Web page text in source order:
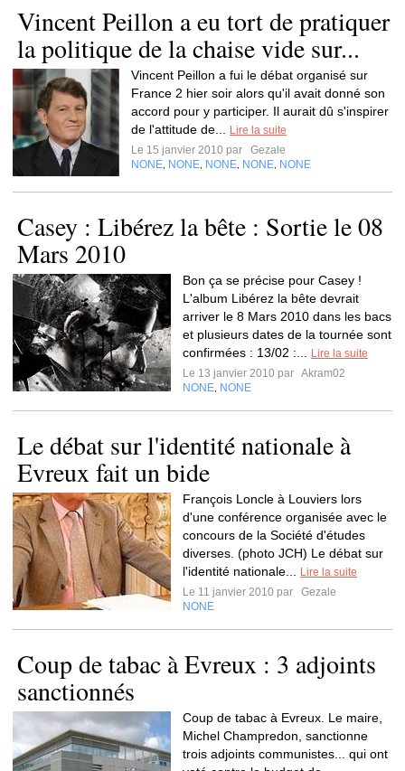
Vincent Peillon a eu tort de pratiquer
la politique de la chaise vide sur...
Vincent Peillon a fui le débat organisé sur
France 2 hier soir alors qu'il avait donné son
accord pour y participer. Il aurait dû s'inspirer
de l'attitude de...
Lire la suite
Le 15 janvier 2010 par
Gezale
NONE NONE NONE NONE NONE
Casey : Libérez la bête : Sortie le 08
Mars 2010
Bon ça se précise pour Casey !
L'album Libérez la bête devrait
arriver le 8 Mars 2010 dans les bacs
et plusieurs dates de la tournée sont
confirmées : 13/02 :...
Lire la suite
Le 13 janvier 2010 par Akram02
NONE NONE
Le débat sur l'identité nationale à
Evreux fait un bide
François Loncle à Louviers lors
d'une conférence organisée avec le
concours de la Société d'études
diverses. (photo JCH) Le débat sur
l'identité nationale...
Lire la suite
Le 11 janvier 2010 par
Gezale
NONE
Coup de tabac à Evreux : 3 adjoints
sanctionnés
Coup de tabac à Evreux. Le maire,
Michel Champredon, sanctionne
trois adjoints communistes... qui ont